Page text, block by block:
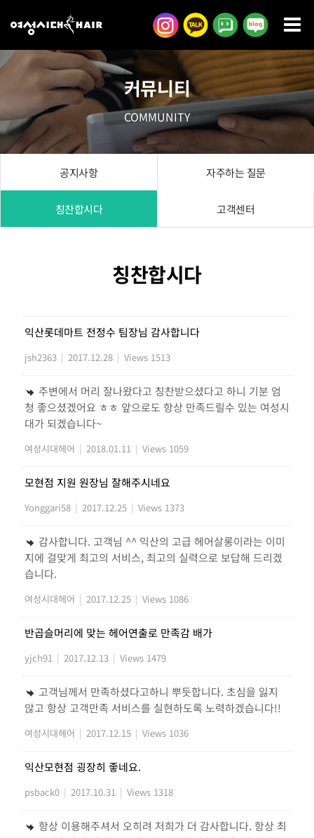
텐
츠
로
너
뛰
기
커뮤니티
COMMUNITY
공지사항 자주하는 질문
칭찬합시다 고객센터
칭찬합시다
익산롯데마트 전정수 팀장님 감사합니다
jsh2363 | 2017.12.28 | Views 1513
주변에서 머리 잘나왔다고 칭찬받으셨다고 하니 기분 엄
청 좋으셨겠어요 ㅎㅎ 앞으로도 항상 만족드릴수 있는 여성시
대가 되겠습니다~
여성시대헤어 | 2018.01.11 | Views 1059
모현점 지원 원장님 잘해주시네요
Yonggari58 | 2017.12.25 | Views 1373
감사합니다. 고객님 ^^ 익산의 고급 헤어살롱이라는 이미
지에 걸맞게 최고의 서비스, 최고의 실력으로 보답해 드리겠
습니다.
여성시대헤어 | 2017.12.25 | Views 1086
반곱슬머리에 맞는 헤어연출로 만족감 배가
yjch91 | 2017.12.13 | Views 1479
고객님께서 만족하셨다고하니 뿌듯합니다. 초심을 잃지
않고 항상 고객만족 서비스를 실현하도록 노력하겠습니다!!
여성시대헤어 | 2017.12.15 | Views 1036
익산모현점 굉장히 좋네요.
psback0 | 2017.10.31 | Views 1318
항상 이용해주셔서 오히려 저희가 더 감사합니다. 항상 최